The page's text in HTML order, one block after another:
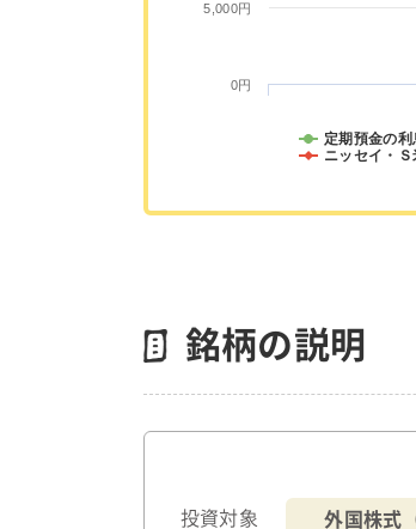
定期預金の利
ニッセイ・
0円
5,000円
銘柄の説明
投資対象 外国株式